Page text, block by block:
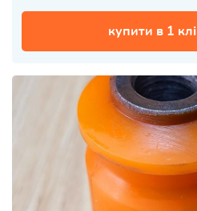
купити в 1